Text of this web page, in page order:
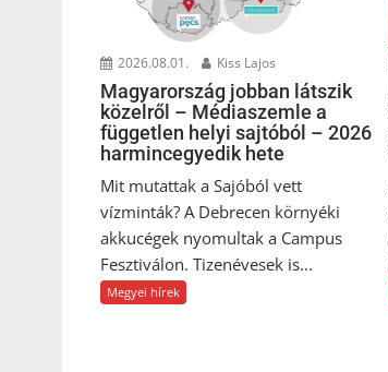
2026.08.01. Kiss Lajos
Magyarország jobban látszik
közelről – Médiaszemle a
független helyi sajtóból – 2026
harmincegyedik hete
Mit mutattak a Sajóból vett
vízminták? A Debrecen környéki
akkucégek nyomultak a Campus
Fesztiválon. Tizenévesek is...
Megyei hírek